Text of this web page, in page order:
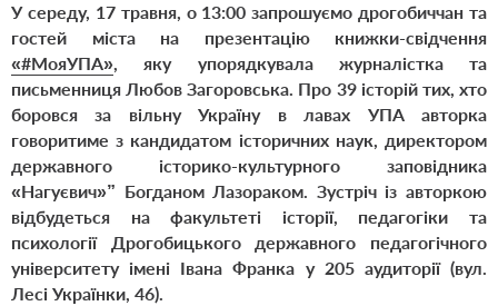
У середу, 17 травня, о 13:00 запрошуємо дрогобиччан та
гостей міста на презентацію книжки-свідчення
«#МояУПА», яку упорядкувала журналістка та
письменниця Любов Загоровська. Про 39 історій тих, хто
боровся за вільну Україну в лавах УПА авторка
говоритиме з кандидатом історичних наук, директором
державного історико-культурного заповідника
«Нагуєвич»” Богданом Лазораком. Зустріч із авторкою
відбудеться на факультеті історії, педагогіки та
психології Дрогобицького державного педагогічного
університету імені Івана Франка у 205 аудиторії (вул.
Лесі Українки, 46).